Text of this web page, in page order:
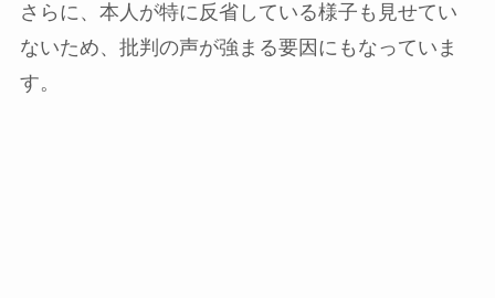
さらに、本人が特に反省している様子も見せてい
ないため、批判の声が強まる要因にもなっていま
す。